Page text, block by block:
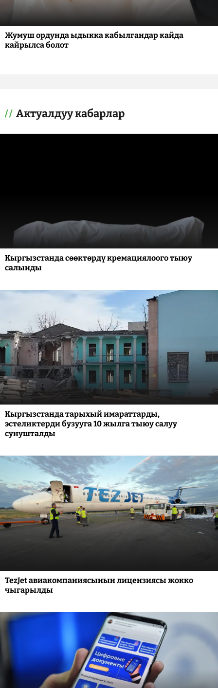
Жумуш ордунда ыдыкка кабылгандар кайда
кайрылса болот
Актуалдуу кабарлар
Кыргызстанда сөөктөрдү кремациялоого тыюу
салынды
Кыргызстанда тарыхый имараттарды,
эстеликтерди бузууга 10 жылга тыюу салуу
сунушталды
TezJet авиакомпаниясынын лицензиясы жокко
чыгарылды